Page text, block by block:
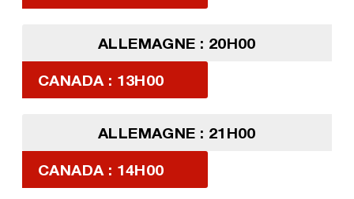
ALLEMAGNE : 20H00
CANADA : 13H00
ALLEMAGNE : 21H00
CANADA : 14H00